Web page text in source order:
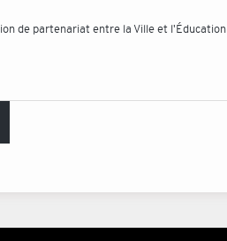
de partenariat entre la Ville et l'Éducation